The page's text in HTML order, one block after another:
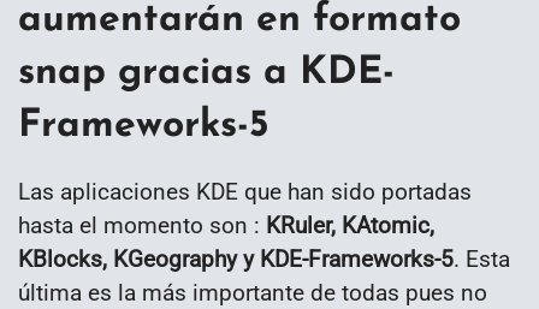
aumentarán en formato
snap gracias a KDE-
Frameworks-5
Las aplicaciones KDE que han sido portadas
hasta el momento son : KRuler, KAtomic,
KBlocks, KGeography y KDE-Frameworks-5. Esta
última es la más importante de todas pues no